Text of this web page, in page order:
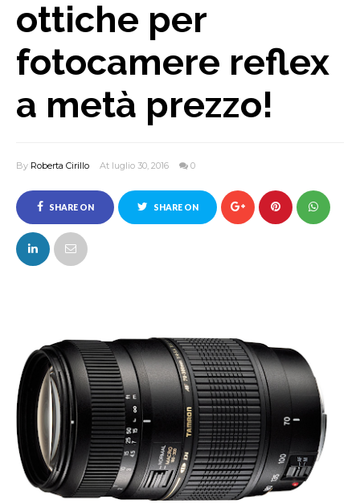
ottiche per
fotocamere reflex
a metà prezzo!
By Roberta Cirillo At luglio 30, 2016 0
SHARE ON
FACEBOOK
SHARE ON